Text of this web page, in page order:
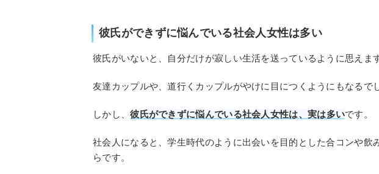
彼氏ができずに悩んでいる社会人女性は多い
彼氏がいないと、自分だけが寂しい生活を送っているように思えま
友達カップルや、道行くカップルがやけに目につくようにもなるで
しかし、彼氏ができずに悩んでいる社会人女性は、実は多いです。
社会人になると、学生時代のように出会いを目的とした合コンや飲
らです。